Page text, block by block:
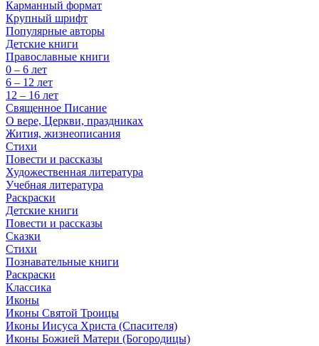
Карманный формат
Крупный шрифт
Популярные авторы
Детские книги
Православные книги
0 – 6 лет
6 – 12 лет
12 – 16 лет
Священное Писание
О вере, Церкви, праздниках
Жития, жизнеописания
Стихи
Повести и рассказы
Художественная литература
Учебная литература
Раскраски
Детские книги
Повести и рассказы
Сказки
Стихи
Познавательные книги
Раскраски
Классика
Иконы
Иконы Святой Троицы
Иконы Иисуса Христа (Спасителя)
Иконы Божией Матери (Богородицы)